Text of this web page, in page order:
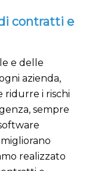
contratti e
e delle
azienda,
ridurre i rischi
sempre
realizzato